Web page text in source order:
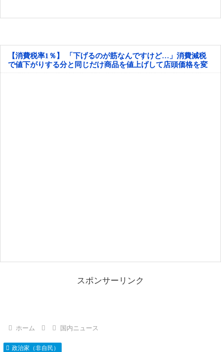
【消費税率1％】 「下げるのが筋なんですけど…」消費減税
で値下がりする分と同じだけ商品を値上げして店頭価格を変
えない店も
スポンサーリンク
ホーム 国内ニュース
政治家（非自民）